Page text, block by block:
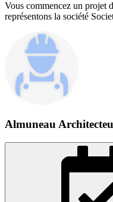
Vous commencez un projet
représentons la société
Almuneau